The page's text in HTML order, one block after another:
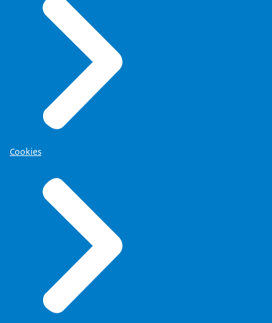
Cookies